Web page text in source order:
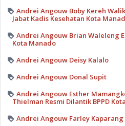
Andrei Angouw Boby Kereh
Jabat Kadis Kesehatan Kota
Andrei Angouw Brian Waleleng
Kota Manado
Andrei Angouw Deisy Kalalo
Andrei Angouw Donal Supit
Andrei Angouw Esther
Thielman Resmi Dilantik BPPD
Andrei Angouw Farley